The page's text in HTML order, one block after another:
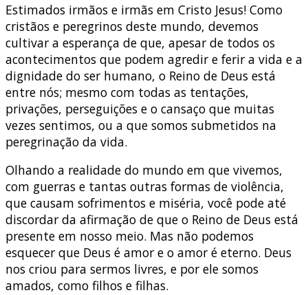
Estimados irmãos e irmãs em Cristo Jesus! Como
cristãos e peregrinos deste mundo, devemos
cultivar a esperança de que, apesar de todos os
acontecimentos que podem agredir e ferir a vida e a
dignidade do ser humano, o Reino de Deus está
entre nós; mesmo com todas as tentações,
privações, perseguições e o cansaço que muitas
vezes sentimos, ou a que somos submetidos na
peregrinação da vida.
Olhando a realidade do mundo em que vivemos,
com guerras e tantas outras formas de violência,
que causam sofrimentos e miséria, você pode até
discordar da afirmação de que o Reino de Deus está
presente em nosso meio. Mas não podemos
esquecer que Deus é amor e o amor é eterno. Deus
nos criou para sermos livres, e por ele somos
amados, como filhos e filhas.